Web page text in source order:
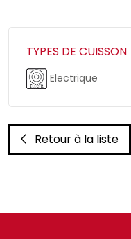
TYPES DE CUISSON
Electrique
Retour à la liste